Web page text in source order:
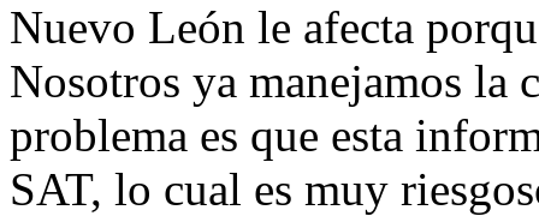
Nuevo León le afecta
Nosotros ya manejamos la
problema es que esta
SAT, lo cual es muy